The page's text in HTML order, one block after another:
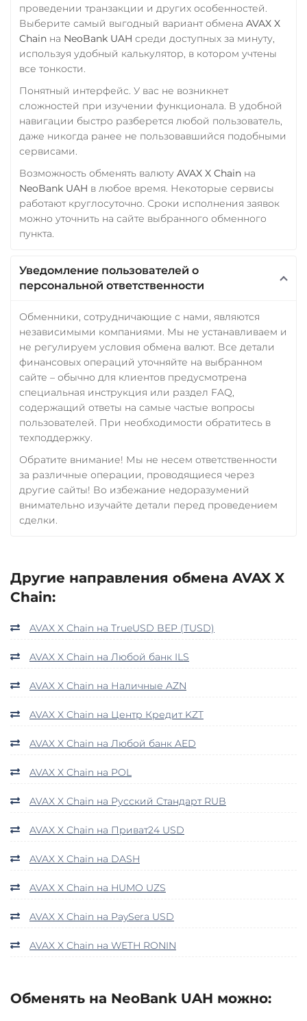
WAVES
Wrapped Bitcoin (WBTC)
ERC20 AVAXC
AVAXC
BASE
CRO
RONIN
Yearn.finance (YFI)
Zcash (ZEC)
проведении транзакции и других особенностей.
Выберите самый выгодный вариант обмена AVAX X
Chain на NeoBank UAH среди доступных за минуту,
используя удобный калькулятор, в котором учтены
все тонкости.
Понятный интерфейс. У вас не возникнет
сложностей при изучении функционала. В удобной
навигации быстро разберется любой пользователь,
даже никогда ранее не пользовавшийся подобными
сервисами.
Возможность обменять валюту AVAX X Chain на
NeoBank UAH в любое время. Некоторые сервисы
работают круглосуточно. Сроки исполнения заявок
можно уточнить на сайте выбранного обменного
пункта.
Уведомление пользователей о
персональной ответственности
Обменники, сотрудничающие с нами, являются
независимыми компаниями. Мы не устанавливаем и
не регулируем условия обмена валют. Все детали
финансовых операций уточняйте на выбранном
сайте – обычно для клиентов предусмотрена
специальная инструкция или раздел FAQ,
содержащий ответы на самые частые вопросы
пользователей. При необходимости обратитесь в
техподдержку.
Обратите внимание! Мы не несем ответственности
за различные операции, проводящиеся через
другие сайты! Во избежание недоразумений
внимательно изучайте детали перед проведением
сделки.
Другие направления обмена AVAX X
Chain:
AVAX X Chain на TrueUSD BEP (TUSD)
AVAX X Chain на Любой банк ILS
AVAX X Chain на Наличные AZN
AVAX X Chain на Центр Кредит KZT
AVAX X Chain на Любой банк AED
AVAX X Chain на POL
AVAX X Chain на Русский Стандарт RUB
AVAX X Chain на Приват24 USD
AVAX X Chain на DASH
AVAX X Chain на HUMO UZS
AVAX X Chain на PaySera USD
AVAX X Chain на WETH RONIN
Обменять на NeoBank UAH можно: